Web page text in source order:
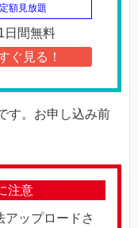
定額見放題
日間無料
ぐ見る！
す。お申し込み前
注意
ップロードさ